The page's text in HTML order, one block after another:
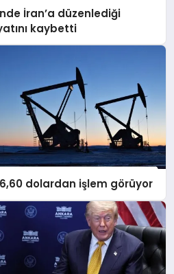
İran’a düzenlediği
kaybetti
dolardan işlem görüyor